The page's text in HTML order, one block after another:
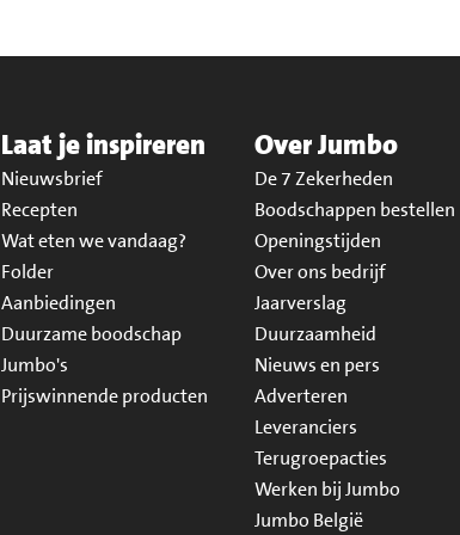
Laat je inspireren
Nieuwsbrief
Recepten
Wat eten we vandaag?
Folder
Aanbiedingen
Duurzame boodschap
Jumbo's
Prijswinnende producten
Over Jumbo
De 7 Zekerheden
Boodschappen bestellen
Openingstijden
Over ons bedrijf
Jaarverslag
Duurzaamheid
Nieuws en pers
Adverteren
Leveranciers
Terugroepacties
Werken bij Jumbo
Jumbo België